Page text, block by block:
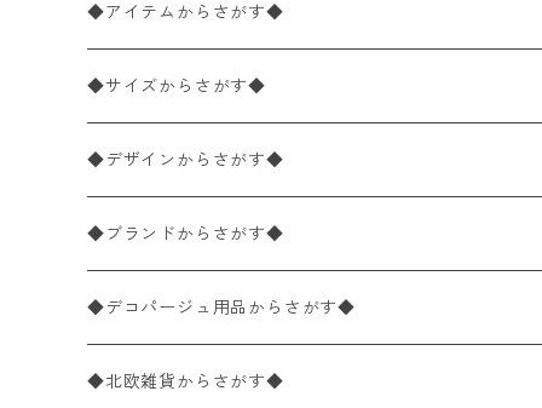
◆アイテムからさがす◆
ペーパーナプキン2枚バラ売り
ペーパーナプキン1枚バラ売り
ペーパーナプキン20枚入りパック
ペーパーナプキン10枚入りパック
ライスペーパー
◆サイズからさがす◆
33×33cm（ランチサイズ）
バラ売り
パック売り
25×25cm（カクテルサイズ）
バラ売り
パック売り
40×40cm（ディナーサイズ）
バラ売り
21×21cm（ポケットサイズ）
◆デザインからさがす◆
花柄
植物・グリーン柄
動物・鳥・昆虫・蝶柄
◆ブランドからさがす◆
ドイツ製 IHR/イア
ランチサイズ
ドイツ製 Ambiente/アンビエンテ
◆デコパージュ用品からさがす◆
デコパージュ液
◆北欧雑貨からさがす◆